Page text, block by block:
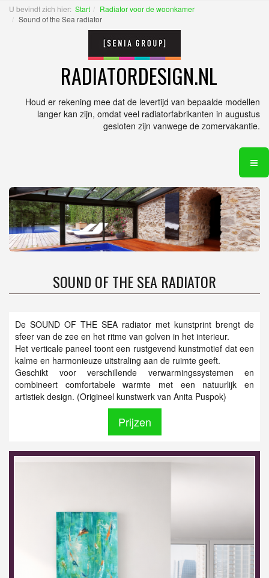
U bevindt zich hier: Start
Radiator voor de woonkamer
Sound of the Sea radiator
RADIATORDESIGN.NL
Houd er rekening mee dat de levertijd van bepaalde modellen
langer kan zijn, omdat veel radiatorfabrikanten in augustus
gesloten zijn vanwege de zomervakantie.
SOUND OF THE SEA RADIATOR
De SOUND OF THE SEA radiator met kunstprint brengt de
sfeer van de zee en het ritme van golven in het interieur.
Het verticale paneel toont een rustgevend kunstmotief dat een
kalme en harmonieuze uitstraling aan de ruimte geeft.
Geschikt voor verschillende verwarmingssystemen en
combineert comfortabele warmte met een natuurlijk en
artistiek design. (Origineel kunstwerk van Anita Puspok)
Prijzen